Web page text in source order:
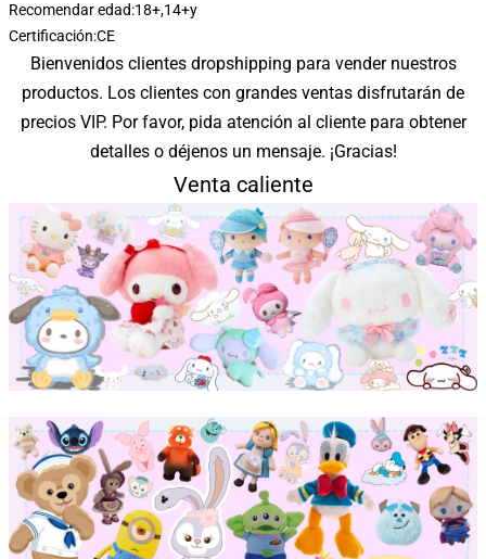
Recomendar edad:18+,14+y
Certificación:CE
Bienvenidos clientes dropshipping para vender nuestros
productos. Los clientes con grandes ventas disfrutarán de
precios VIP. Por favor, pida atención al cliente para obtener
detalles o déjenos un mensaje. ¡Gracias!
Venta caliente